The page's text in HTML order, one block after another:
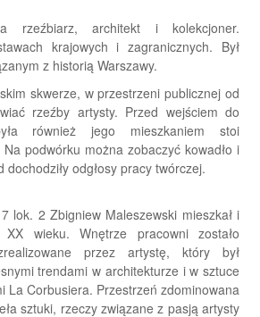
rzeźbiarz, architekt i kolekcjoner.
krajowych i zagranicznych. Był
z historią Warszawy.
skwerze, w przestrzeni publicznej od
rzeźby artysty. Przed wejściem do
również jego mieszkaniem stoi
Na podwórku można zobaczyć kowadło i
odgłosy pracy twórczej.
lok. 2 Zbigniew Maleszewski mieszkał i
wieku. Wnętrze pracowni zostało
przez artystę, który był
trendami w architekturze i w sztuce
La Corbusiera. Przestrzeń zdominowana
sztuki, rzeczy związane z pasją artysty